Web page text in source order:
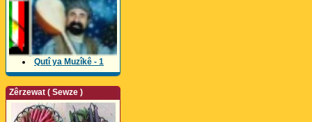
Qutî ya Muzîkê - 1
Zêrzewat ( Sewze )